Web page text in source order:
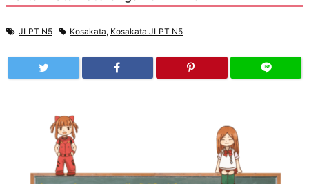
JLPT N5 Kosakata, Kosakata JLPT N5